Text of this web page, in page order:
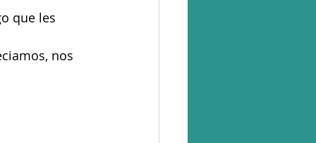
que les
nos